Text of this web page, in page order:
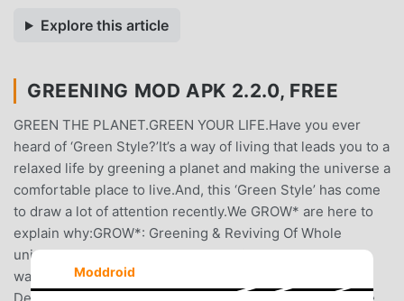
Explore this article
GREENING MOD APK 2.2.0, FREE
GREEN THE PLANET.GREEN YOUR LIFE.Have you ever
heard of ‘Green Style?’It’s a way of living that leads you to a
relaxed life by greening a planet and making the universe a
comfortable place to live.And, this ‘Green Style’ has come
to draw a lot of attention recently.We GROW* are here to
explain why:GROW*: Greening & Reviving Of Whole
universe-------------------------< 3 reasons why you
want to go with ‘Green Style!’>#1: Exciting Comet
Moddroid